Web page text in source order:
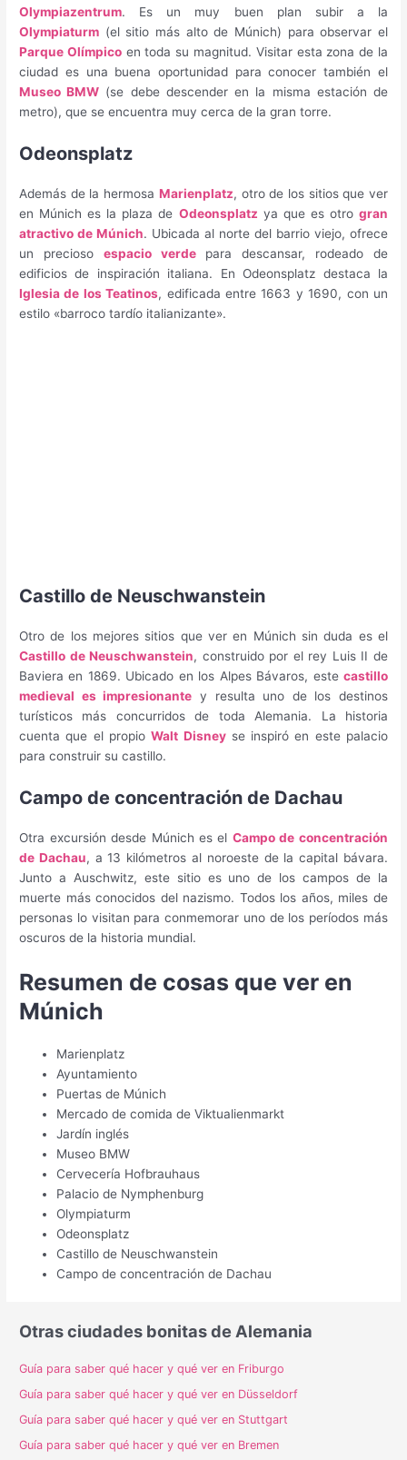
Olympiazentrum. Es un muy buen plan subir a la
Olympiaturm (el sitio más alto de Múnich) para observar el
Parque Olímpicoen toda su magnitud. Visitar esta zona de la
ciudad es una buena oportunidad para conocer también el
Museo BMW (se debe descender en la misma estación de
metro), que se encuentra muy cerca de la gran torre.
Odeonsplatz
Además de la hermosa Marienplatz, otro de los sitios que ver
en Múnich es la plaza de Odeonsplatz ya que es otro gran
atractivo de Múnich. Ubicada al norte del barrio viejo, ofrece
un precioso espacio verdepara descansar, rodeado de
edificios de inspiración italiana. En Odeonsplatz destaca la
Iglesia de los Teatinos, edificada entre 1663 y 1690, con un
estilo «barroco tardío italianizante».
Castillo de Neuschwanstein
Otro de los mejores sitios que ver en Múnich sin duda es el
Castillo de Neuschwanstein, construido por el rey Luis II de
Baviera en 1869. Ubicado en los Alpes Bávaros, este castillo
medieval es impresionante y resulta uno de los destinos
turísticos más concurridos de toda Alemania. La historia
cuenta que el propioWalt Disneyse inspiró en este palacio
para construir su castillo.
Campo de concentración de Dachau
Otra excursión desde Múnich es el Campo de concentración
de Dachau, a 13 kilómetros al noroeste de la capital bávara.
Junto a Auschwitz, este sitio es uno de los campos de la
muerte más conocidos del nazismo. Todos los años, miles de
personas lo visitan para conmemorar uno de los períodos más
oscuros de la historia mundial.
Resumen de cosas que ver en
Múnich
Marienplatz
Ayuntamiento
Puertas de Múnich
Mercado de comida de Viktualienmarkt
Jardín inglés
Museo BMW
Cervecería Hofbrauhaus
Palacio de Nymphenburg
Olympiaturm
Odeonsplatz
Castillo de Neuschwanstein
Campo de concentración de Dachau
Otras ciudades bonitas de Alemania
Guía para saber qué hacer y qué ver en Friburgo
Guía para saber qué hacer y qué ver en Düsseldorf
Guía para saber qué hacer y qué ver en Stuttgart
Guía para saber qué hacer y qué ver en Bremen